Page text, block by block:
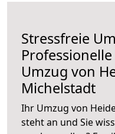
Stressfreie
Umzug von
Michelstadt
Ihr Umzug von
steht an und Sie